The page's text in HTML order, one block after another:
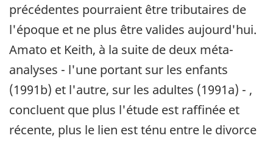
précédentes pourraient être tributaires de
l'époque et ne plus être valides aujourd'hui.
Amato et Keith, à la suite de deux méta-
analyses - l'une portant sur les enfants
(1991b) et l'autre, sur les adultes (1991a) - ,
concluent que plus l'étude est raffinée et
récente, plus le lien est ténu entre le divorce